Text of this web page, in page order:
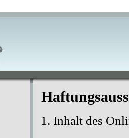
1. Inhalt des